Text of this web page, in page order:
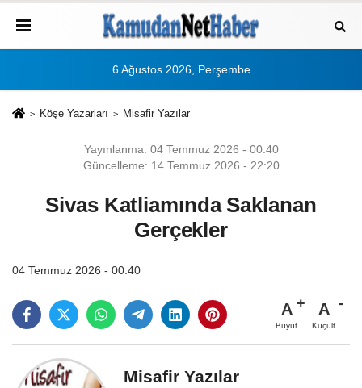
6 Ağustos 2026, Perşembe
Köşe Yazarları Misafir Yazılar
Yayınlanma: 04 Temmuz 2026 - 00:40
Güncelleme: 14 Temmuz 2026 - 22:20
Sivas Katliamında Saklanan
Gerçekler
04 Temmuz 2026 - 00:40
A
Büyüt
A
Küçült
Misafir Yazılar